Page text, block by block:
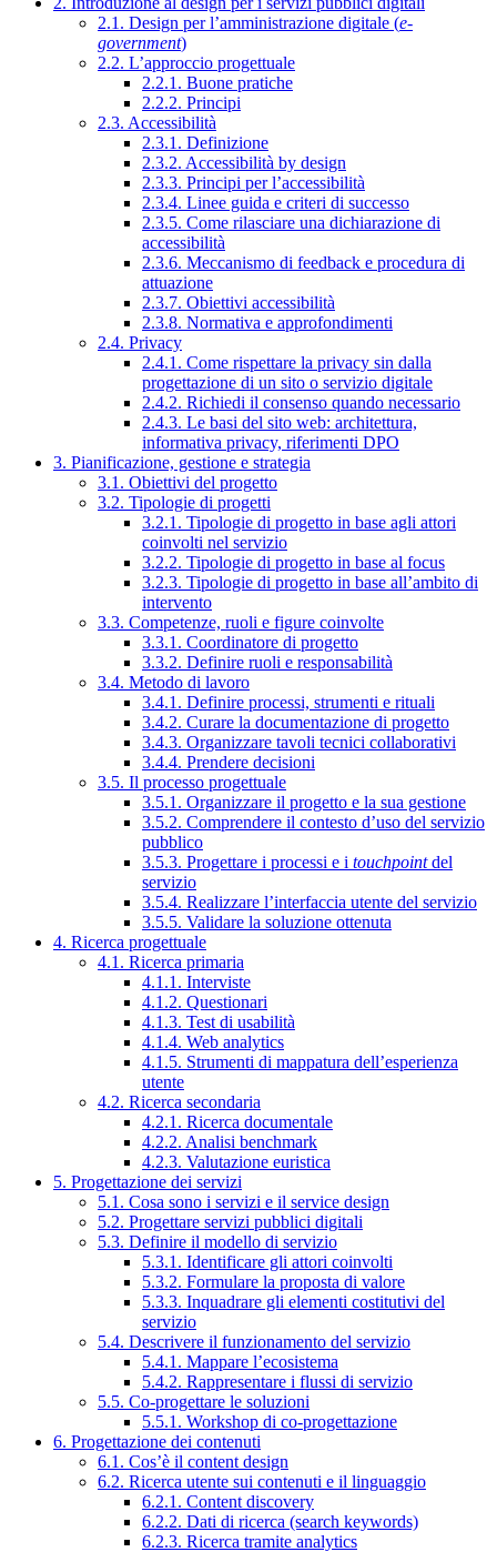
2.1. Design per l’amministrazione digitale (e-
government)
2.2. L’approccio progettuale
2.2.1. Buone pratiche
2.2.2. Principi
2.3. Accessibilità
2.3.1. Definizione
2.3.2. Accessibilità by design
2.3.3. Principi per l’accessibilità
2.3.4. Linee guida e criteri di successo
2.3.5. Come rilasciare una dichiarazione di
accessibilità
2.3.6. Meccanismo di feedback e procedura di
attuazione
2.3.7. Obiettivi accessibilità
2.3.8. Normativa e approfondimenti
2.4. Privacy
2.4.1. Come rispettare la privacy sin dalla
progettazione di un sito o servizio digitale
2.4.2. Richiedi il consenso quando necessario
2.4.3. Le basi del sito web: architettura,
informativa privacy, riferimenti DPO
3. Pianificazione, gestione e strategia
3.1. Obiettivi del progetto
3.2. Tipologie di progetti
3.2.1. Tipologie di progetto in base agli attori
coinvolti nel servizio
3.2.2. Tipologie di progetto in base al focus
3.2.3. Tipologie di progetto in base all’ambito di
intervento
3.3. Competenze, ruoli e figure coinvolte
3.3.1. Coordinatore di progetto
3.3.2. Definire ruoli e responsabilità
3.4. Metodo di lavoro
3.4.1. Definire processi, strumenti e rituali
3.4.2. Curare la documentazione di progetto
3.4.3. Organizzare tavoli tecnici collaborativi
3.4.4. Prendere decisioni
3.5. Il processo progettuale
3.5.1. Organizzare il progetto e la sua gestione
3.5.2. Comprendere il contesto d’uso del servizio
pubblico
3.5.3. Progettare i processi e i touchpointdel
servizio
3.5.4. Realizzare l’interfaccia utente del servizio
3.5.5. Validare la soluzione ottenuta
4. Ricerca progettuale
4.1. Ricerca primaria
4.1.1. Interviste
4.1.2. Questionari
4.1.3. Test di usabilità
4.1.4. Web analytics
4.1.5. Strumenti di mappatura dell’esperienza
utente
4.2. Ricerca secondaria
4.2.1. Ricerca documentale
4.2.2. Analisi benchmark
4.2.3. Valutazione euristica
5. Progettazione dei servizi
5.1. Cosa sono i servizi e il service design
5.2. Progettare servizi pubblici digitali
5.3. Definire il modello di servizio
5.3.1. Identificare gli attori coinvolti
5.3.2. Formulare la proposta di valore
5.3.3. Inquadrare gli elementi costitutivi del
servizio
5.4. Descrivere il funzionamento del servizio
5.4.1. Mappare l’ecosistema
5.4.2. Rappresentare i flussi di servizio
5.5. Co-progettare le soluzioni
5.5.1. Workshop di co-progettazione
6. Progettazione dei contenuti
6.1. Cos’è il content design
6.2. Ricerca utente sui contenuti e il linguaggio
6.2.1. Content discovery
6.2.2. Dati di ricerca (search keywords)
6.2.3. Ricerca tramite analytics